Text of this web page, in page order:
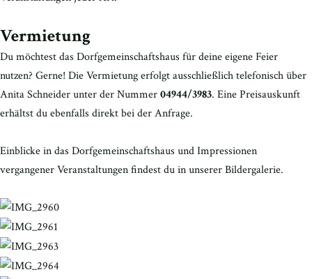
Vermietung
Du möchtest das Dorfgemeinschaftshaus für deine eigene Feier
nutzen? Gerne! Die Vermietung erfolgt ausschließlich telefonisch über
Anita Schneider unter der Nummer04944/3983. Eine Preisauskunft
erhältst du ebenfalls direkt bei der Anfrage.
Einblicke in das Dorfgemeinschaftshaus und Impressionen
vergangener Veranstaltungen findest du in unserer Bildergalerie.